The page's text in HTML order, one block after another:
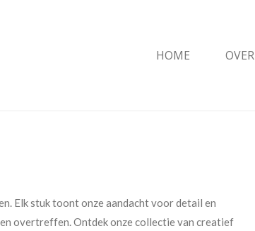
HOME OVER
Elk stuk toont onze aandacht voor detail en
overtreffen. Ontdek onze collectie van creatief